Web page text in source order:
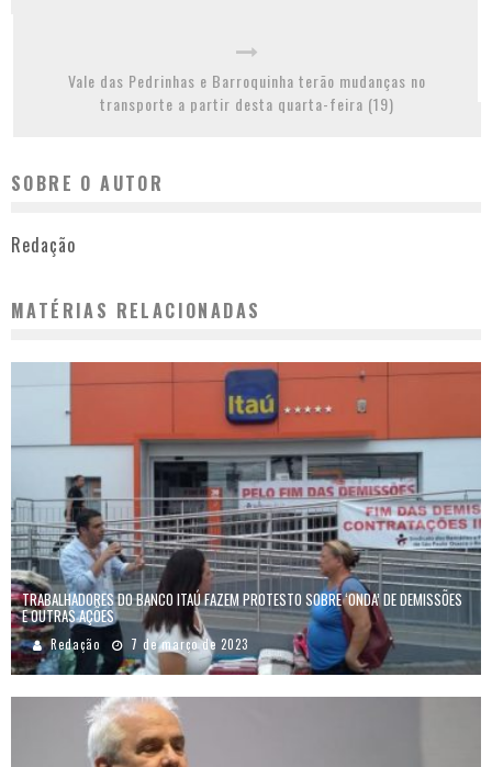
Vale das Pedrinhas e Barroquinha terão mudanças no
transporte a partir desta quarta-feira (19)
SOBRE O AUTOR
Redação
MATÉRIAS RELACIONADAS
TRABALHADORES DO BANCO ITAÚ FAZEM PROTESTO SOBRE ‘ONDA’ DE DEMISSÕES
E OUTRAS AÇÕES
Redação 7 de março de 2023